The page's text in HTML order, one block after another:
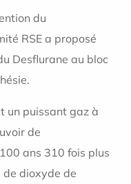
du
RSE a proposé
Desflurane au bloc
un puissant gaz à
de
ans 310 fois plus
de dioxyde de